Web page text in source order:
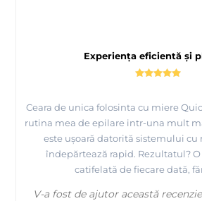
Experiența eficientă și
Ceara de unica folosinta cu miere
rutina mea de epilare intr-una mult
este ușoară datorită sistemului cu
îndepărtează rapid. Rezultatul?
catifelată de fiecare dată,
V-a fost de ajutor această